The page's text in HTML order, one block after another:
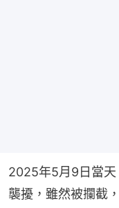
2025年5月9日當天
襲擾，雖然被攔截